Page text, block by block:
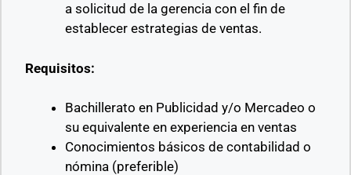
a solicitud de la gerencia con el fin de
establecer estrategias de ventas.
Requisitos:
Bachillerato en Publicidad y/o Mercadeo o
su equivalente en experiencia en ventas
Conocimientos básicos de contabilidad o
nómina (preferible)